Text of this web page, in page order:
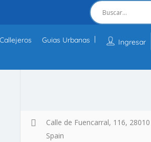
Ingresar
Callejeros Guias Urbanas
Calle de Fuencarral, 116,
Spain